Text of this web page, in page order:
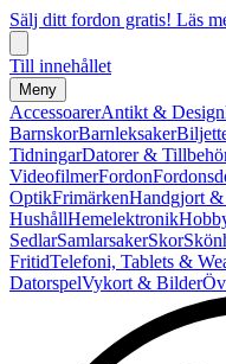
Sälj ditt fordon gratis! Läs
Till innehållet
Meny
AccessoarerAntikt & Design
BarnskorBarnleksaker
TidningarDatorer &
VideofilmerFordon
OptikFrimärkenHandgjort
HushållHemelektronik
SedlarSamlarsakerSkor
FritidTelefoni, Tablets &
DatorspelVykort & Bilder